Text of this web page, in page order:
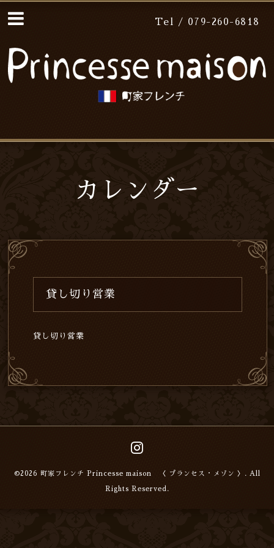
Tel / 079-260-6818
カレンダー
貸し切り営業
貸し切り営業
©2026 町家フレンチ Princesse maison 〈 プランセス・メゾン 〉 . All
Rights Reserved.